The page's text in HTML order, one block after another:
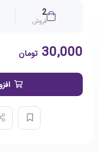
2
فروش
تومان30,000